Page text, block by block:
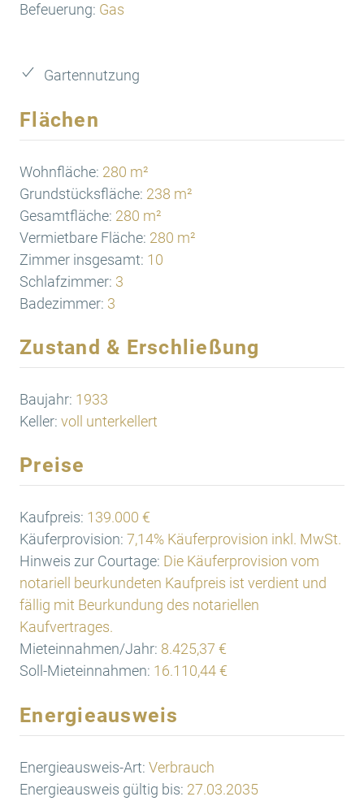
Befeuerung: Gas
Gartennutzung
Flächen
Wohnfläche: 280 m²
Grundstücksfläche: 238 m²
Gesamtfläche: 280 m²
Vermietbare Fläche: 280 m²
Zimmer insgesamt: 10
Schlafzimmer: 3
Badezimmer: 3
Zustand & Erschließung
Baujahr: 1933
Keller: voll unterkellert
Preise
Kaufpreis: 139.000 €
Käuferprovision: 7,14% Käuferprovision inkl. MwSt.
Hinweis zur Courtage: Die Käuferprovision vom
notariell beurkundeten Kaufpreis ist verdient und
fällig mit Beurkundung des notariellen
Kaufvertrages.
Mieteinnahmen/Jahr: 8.425,37 €
Soll-Mieteinnahmen: 16.110,44 €
Energieausweis
Energieausweis-Art: Verbrauch
Energieausweis gültig bis: 27.03.2035